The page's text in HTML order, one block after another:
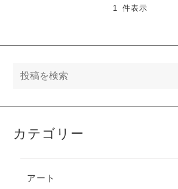
1 件表示
カテゴリー
アート